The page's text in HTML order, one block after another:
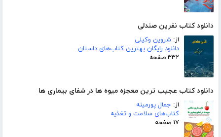
دانلود کتاب نفرین صندلی
از: شروین وکیلی
دانلود رایگان بهترین کتاب‌های داستان
۳۳۲ صفحه
دانلود کتاب عجیب ترین معجزه میوه ها در شفای بیماری ها
از: جمال پورمینه
کتاب‌های سلامت و تغذیه
۱۷ صفحه